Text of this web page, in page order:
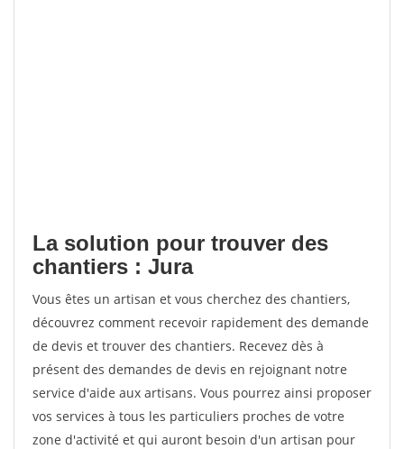
La solution pour trouver des
chantiers : Jura
Vous êtes un artisan et vous cherchez des chantiers,
découvrez comment recevoir rapidement des demande
de devis et trouver des chantiers. Recevez dès à
présent des demandes de devis en rejoignant notre
service d'aide aux artisans. Vous pourrez ainsi proposer
vos services à tous les particuliers proches de votre
zone d'activité et qui auront besoin d'un artisan pour